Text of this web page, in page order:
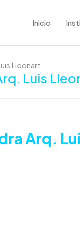
Inicio
Lleonart
Luis
Arq.